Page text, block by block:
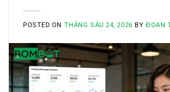
POSTED ON THÁNG SÁU 24, 2026 BY ĐOAN